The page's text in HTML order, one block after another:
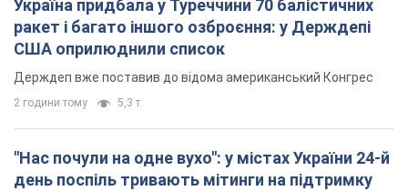
Україна придбала у Туреччини 70 балістичних
ракет і багато іншого озброєння: у Держдепі
США оприлюднили список
Держдеп вже поставив до відома американський Конгрес
2 години тому 5,3 т.
"Нас почули на одне вухо": у містах України 24-й
день поспіль тривають мітинги на підтримку